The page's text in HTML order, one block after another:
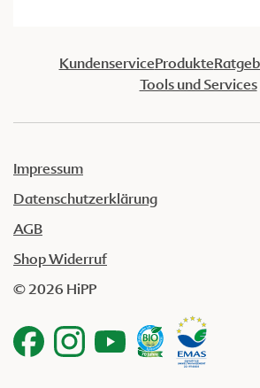
KundenserviceProdukte
Tools und Services
Impressum
Datenschutzerklärung
AGB
Shop Widerruf
© 2026 HiPP